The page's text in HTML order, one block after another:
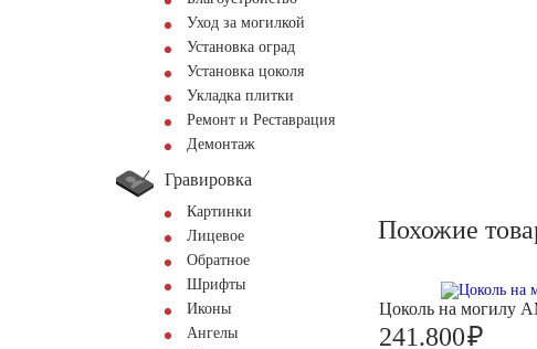
Уход за могилкой
Установка оград
Установка цоколя
Укладка плитки
Ремонт и Реставрация
Демонтаж
Гравировка
Картинки
Лицевое
Обратное
Шрифты
Иконы
Ангелы
Похожие
Цоколь на могилу
241.800₽